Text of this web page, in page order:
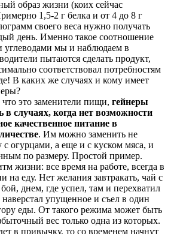
образ жизни (коих сейчас
1,5-2 г белка и от 4 до 8 г
своего веса нужно получать
день. Именно такое соотношение
углеводами мы и наблюдаем в
пытаются сделать продукт,
соответствовал потребностям
В каких же случаях и кому имеет
что это заменители пищи, гейнеры
в случаях, когда нет возможности
качественное питание в
. Им можно заменить не
с огурцами, а еще и с куском мяса, и
по размеру. Простой пример.
жизни: все время на работе, всегда в
на еду. Нет желания завтракать, чай с
днем, где успел, там и перехватил
наверстал упущенное и съел в один
еды. От такого режима может быть
вес только одна из которых.
в привычку, то со временем начнут